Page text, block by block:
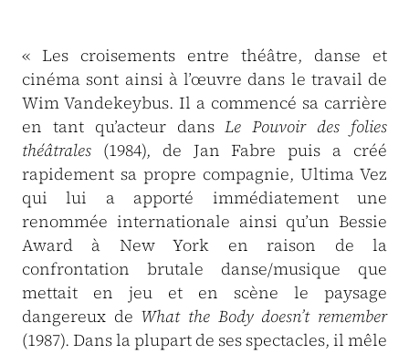
« Les croisements entre théâtre, danse et
cinéma sont ainsi à l’œuvre dans le travail de
Wim Vandekeybus. Il a commencé sa carrière
en tant qu’acteur dansLe Pouvoir des folies
théâtrales (1984), de Jan Fabre puis a créé
rapidement sa propre compagnie, Ultima Vez
qui lui a apporté immédiatement une
renommée internationale ainsi qu’un Bessie
Award à New York en raison de la
confrontation brutale danse/musique que
mettait en jeu et en scène le paysage
dangereux de What the Body doesn’t remember
(1987). Dans la plupart de ses spectacles, il mêle